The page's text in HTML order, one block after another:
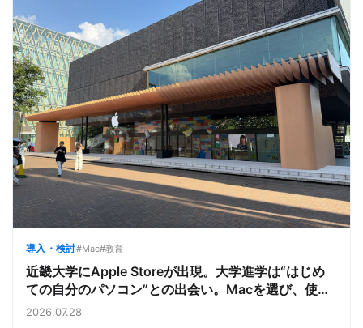
導入・検討#Mac#教育
近畿大学にApple Storeが出現。大学進学は“はじめ
ての自分のパソコン”との出会い。Macを選び、使う
魅力と楽しさを、夏のオープンキャンパスでアピール
2026.07.28